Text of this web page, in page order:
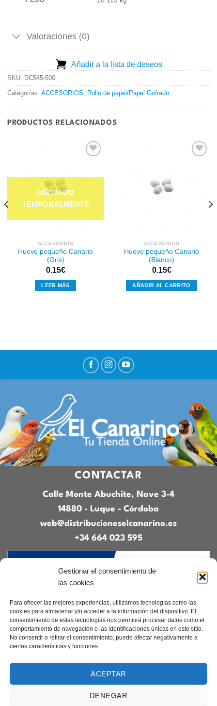
Gestionar el consentimiento de
las cookies
Para ofrecer las mejores experiencias, utilizamos tecnologías como las
cookies para almacenar y/o acceder a la información del dispositivo. El
consentimiento de estas tecnologías nos permitirá procesar datos como el
comportamiento de navegación o las identificaciones únicas en este sitio.
No consentir o retirar el consentimiento, puede afectar negativamente a
ciertas características y funciones.
ACEPTAR
DENEGAR
Valoraciones (0)
Añadir a la lista de deseos
SKU: DC545-500
Categorías: ACCESORIOS Rollo de papel/Papel Gofrado
PRODUCTOS RELACIONADOS
deseos
ACCESORIOS
Huevo pequeño Canario
(Gris)
0.15€
LEER MÁS
ACCESORIOS
Huevo pequeño Canario
(Blanco)
0.15€
AÑADIR AL CARRITO
CONTACTAR
Calle Monte Abuchite, Nave 3-4
14880 - Luque - Córdoba
web@distribucioneselcanarino.es
+34 664 023 595
Contacto|Incidencias|Devoluciones|
Condiciones generales
Diseñado porCreacionesDigitales.es